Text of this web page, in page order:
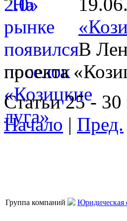
В
проекта
Статьи 25 - 30
Начало | Пред.
Группа компаний Юридическая